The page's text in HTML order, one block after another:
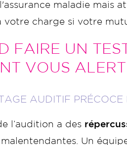
maladie mais
votre charge si votre
FAIRE UN
VOUS
AUDITIF
l’audition a des
Un